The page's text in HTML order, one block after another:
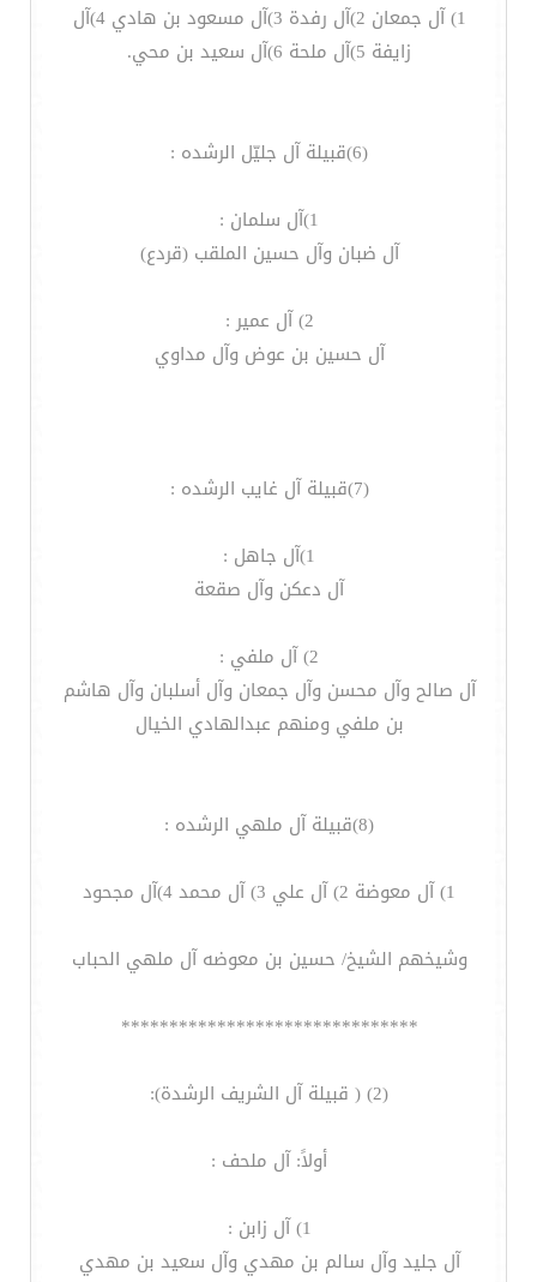
1) آل جمعان 2)آل رفدة 3)آل مسعود بن هادي 4)آل
زايفة 5)آل ملحة 6)آل سعيد بن محي.
(6)قبيلة آل جليّل الرشده :
1)آل سلمان :
آل ضبان وآل حسين الملقب (قردع)
2) آل عمير :
آل حسين بن عوض وآل مداوي
(7)قبيلة آل غايب الرشده :
1)آل جاهل :
آل دعكن وآل صقعة
2) آل ملفي :
آل صالح وآل محسن وآل جمعان وآل أسلبان وآل هاشم
بن ملفي ومنهم عبدالهادي الخيال
(8)قبيلة آل ملهي الرشده :
1) آل معوضة 2) آل علي 3) آل محمد 4)آل مجحود
وشيخهم الشيخ/ حسين بن معوضه آل ملهي الحباب
*******************************
(2) ( قبيلة آل الشريف الرشدة):
أولاً: آل ملحف :
1) آل زابن :
آل جليد وآل سالم بن مهدي وآل سعيد بن مهدي